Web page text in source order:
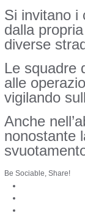
Si invitano i
dalla
diverse
Le squadre
alle
vigilando
Anche
nonostante
Be Sociable, Share!